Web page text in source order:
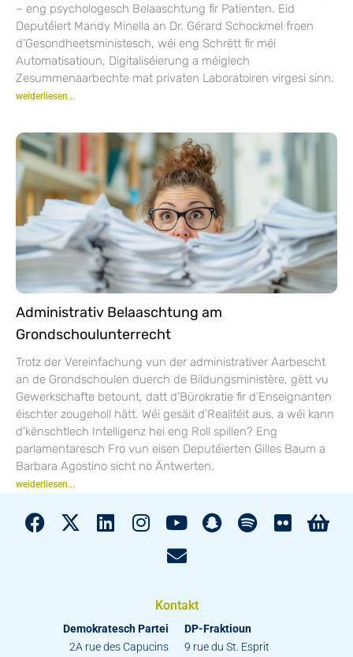
– eng psychologesch Belaaschtung fir Patienten. Eid
Deputéiert Mandy Minella an Dr. Gérard Schockmel froen
d’Gesondheetsministesch, wéi eng Schrëtt fir méi
Automatisatioun, Digitaliséierung a méiglech
Zesummenaarbechte mat privaten Laboratoiren virgesi sinn.
weiderliesen...
Administrativ Belaaschtung am
Grondschoulunterrecht
Trotz der Vereinfachung vun der administrativer Aarbescht
an de Grondschoulen duerch de Bildungsministère, gëtt vu
Gewerkschafte betount, datt d’Bürokratie fir d’Enseignanten
éischter zougeholl hätt. Wéi gesäit d’Realitéit aus, a wéi kann
d’kënschtlech Intelligenz hei eng Roll spillen? Eng
parlamentaresch Fro vun eisen Deputéierten Gilles Baum a
Barbara Agostino sicht no Äntwerten.
weiderliesen...
Kontakt
Demokratesch Partei
2A rue des Capucins
DP-Fraktioun
9 rue du St. Esprit